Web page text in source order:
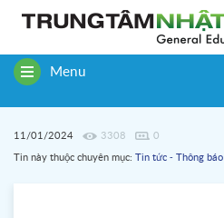
ToggleMenu
11/01/2024 3308 0
Tin này thuộc chuyên mục: Tin tức - Thông báo